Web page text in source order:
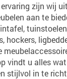
zijn wij
aan te
hockers,
vindt u alles
stijlvol in te